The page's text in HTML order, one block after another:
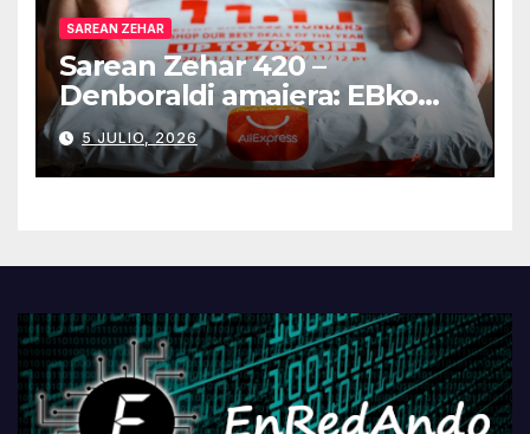
SAREAN ZEHAR
Sarean Zehar 420 –
Denboraldi amaiera: EBko
muga-zerga berriak
AliExpressi, AEBetako AAren
kontrola, Googleri behin
PlayStationeko bideojoko
5 JULIO, 2026